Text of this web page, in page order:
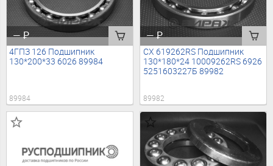
—₽
4ГПЗ 126 Подшипник
130*200*33 6026 89984
89984
—₽
CX 619262RS Подшипник
130*180*24 10009262RS 6926
5251603227Б 89982
89982